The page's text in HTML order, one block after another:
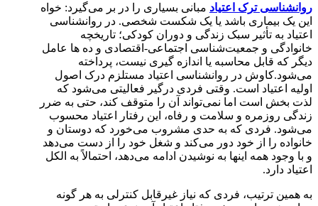
ر وانشناسی ترک اعتیاد مبانی بسیاری را در بر می‌گیرد: خواه
این یک بیماری باشد یا یک شکست شخصی. در روانشناسی
اعتیاد به تأثیر سبک زندگی و دوران کودکی؛ تاریخچه
خانوادگی و جمعیت‌شناسی اجتماعی-اقتصادی و ده ها عامل
دیگر که قابل محاسبه یا اندازه گیری نیست، پرداخته
می‌شود.کاوش در روانشناسی اعتیاد مستلزم درک اصول
اولیه اعتیاد است. وقتی فردی درگیر فعالیتی می‌شود که
لذت بخش است اما نمی‌تواند آن را متوقف کند، حتی به ضرر
زندگی روزمره و سلامت و رفاه، این رفتار اعتیاد محسوب
می‌شود. فردی که به حدی مشروب می‌خورد که دوستان و
خانواده را از خود دور می‌کند و شغل خود را از دست می‌دهد
و با وجود همه اینها به نوشیدن ادامه می‌دهد، احتمالاً به الکل
اعتیاد دارد.
به همین ترتیب، فردی که نیاز غیرقابل کنترلی به هر گونه